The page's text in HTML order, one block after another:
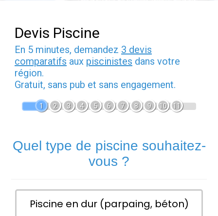
Devis Piscine
En 5 minutes, demandez 3 devis
comparatifs aux piscinistes dans votre
région.
Gratuit, sans pub et sans engagement.
1 2 3 4 5 6 7 8 9 10 11
Quel type de piscine souhaitez-
vous ?
Piscine en dur (parpaing, béton)